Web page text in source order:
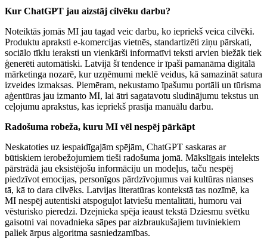
Kur ChatGPT jau aizstāj cilvēku darbu?
Noteiktās jomās MI jau tagad veic darbu, ko iepriekš veica cilvēki.
Produktu apraksti e-komercijas vietnēs, standartizēti ziņu pārskati,
sociālo tīklu ieraksti un vienkārši informatīvi teksti arvien biežāk tiek
ģenerēti automātiski. Latvijā šī tendence ir īpaši pamanāma digitālā
mārketinga nozarē, kur uzņēmumi meklē veidus, kā samazināt satura
izveides izmaksas. Piemēram, nekustamo īpašumu portāli un tūrisma
aģentūras jau izmanto MI, lai ātri sagatavotu sludinājumu tekstus un
ceļojumu aprakstus, kas iepriekš prasīja manuālu darbu.
Radošuma robeža, kuru MI vēl nespēj pārkāpt
Neskatoties uz iespaidīgajām spējām, ChatGPT saskaras ar
būtiskiem ierobežojumiem tieši radošuma jomā. Mākslīgais intelekts
pārstrādā jau eksistējošu informāciju un modeļus, taču nespēj
piedzīvot emocijas, personīgos pārdzīvojumus vai kultūras nianses
tā, kā to dara cilvēks. Latvijas literatūras kontekstā tas nozīmē, ka
MI nespēj autentiski atspoguļot latviešu mentalitāti, humoru vai
vēsturisko pieredzi. Dzejnieka spēja ieaust tekstā Dziesmu svētku
gaisotni vai novadnieka sāpes par aizbraukušajiem tuviniekiem
paliek ārpus algoritma sasniedzamības.